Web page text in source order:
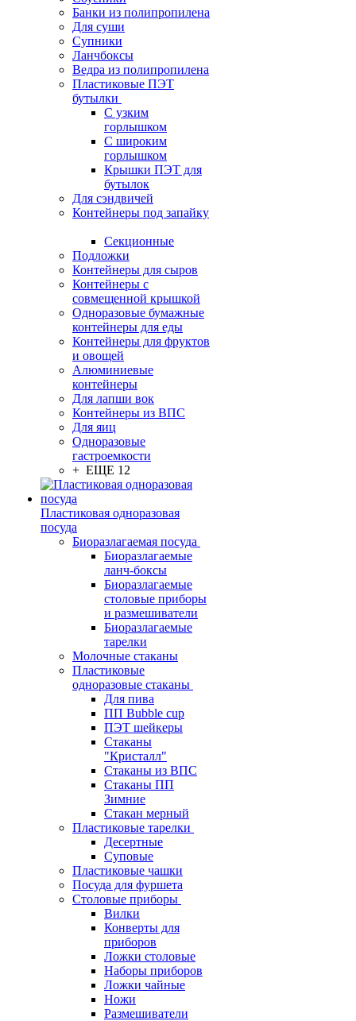
Банки из полипропилена
Для суши
Супники
Ланчбоксы
Ведра из полипропилена
Пластиковые ПЭТ
бутылки
С узким
горлышком
С широким
горлышком
Крышки ПЭТ для
бутылок
Для сэндвичей
Контейнеры под запайку
Секционные
Подложки
Контейнеры для сыров
Контейнеры с
совмещенной крышкой
Одноразовые бумажные
контейнеры для еды
Контейнеры для фруктов
и овощей
Алюминиевые
контейнеры
Для лапши вок
Контейнеры из ВПС
Для яиц
Одноразовые
гастроемкости
+ ЕЩЕ 12
Пластиковая одноразовая
посуда
Биоразлагаемая посуда
Биоразлагаемые
ланч-боксы
Биоразлагаемые
столовые приборы
и размешиватели
Биоразлагаемые
тарелки
Молочные стаканы
Пластиковые
одноразовые стаканы
Для пива
ПП Bubble cup
ПЭТ шейкеры
Стаканы
"Кристалл"
Стаканы из ВПС
Стаканы ПП
Зимние
Стакан мерный
Пластиковые тарелки
Десертные
Суповые
Пластиковые чашки
Посуда для фуршета
Столовые приборы
Вилки
Конверты для
приборов
Ложки столовые
Наборы приборов
Ложки чайные
Ножи
Размешиватели